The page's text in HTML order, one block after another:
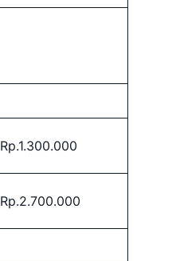
Rp.1.300.000
Rp.2.700.000